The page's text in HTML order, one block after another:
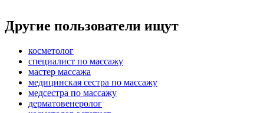
Другие пользователи ищут
косметолог
специалист по массажу
мастер массажа
медицинская сестра по массажу
медсестра по массажу
дерматовенеролог